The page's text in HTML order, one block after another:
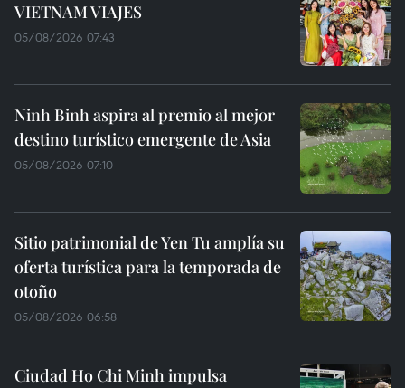
VIETNAM VIAJES
05/08/2026 07:43
Ninh Binh aspira al premio al mejor
destino turístico emergente de Asia
05/08/2026 07:10
Sitio patrimonial de Yen Tu amplía su
oferta turística para la temporada de
otoño
05/08/2026 06:58
Ciudad Ho Chi Minh impulsa